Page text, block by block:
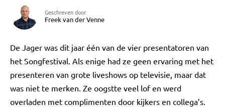
Geschreven door
Freek van der Venne
De Jager was dit jaar één van de vier presentatoren van
het Songfestival. Als enige had ze geen ervaring met het
presenteren van grote liveshows op televisie, maar dat
was niet te merken. Ze oogstte veel lof en werd
overladen met complimenten door kijkers en collega’s.